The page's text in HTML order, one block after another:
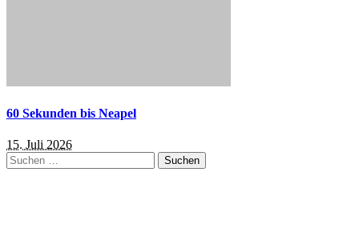
60 Sekunden bis Neapel
15. Juli 2026
Suchen
nach: